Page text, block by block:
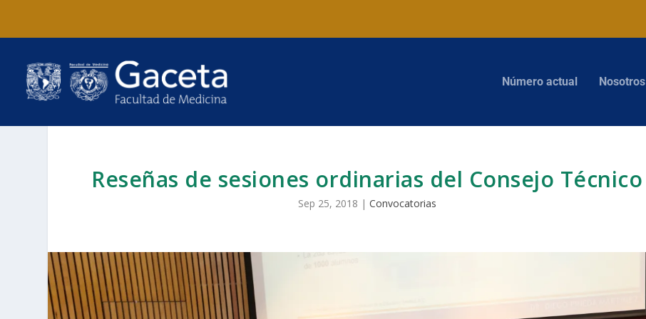
Número actual Nosotros
Reseñas de sesiones ordinarias del Consejo Técnico
Sep 25, 2018 | Convocatorias